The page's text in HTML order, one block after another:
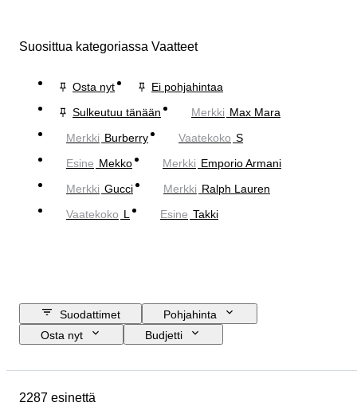
Suosittua kategoriassa Vaatteet
Osta nyt
Ei pohjahintaa
Sulkeutuu tänään
Merkki Max Mara
Merkki Burberry Vaatekoko S
Esine Mekko Merkki Emporio Armani
Merkki Gucci Merkki Ralph Lauren
Vaatekoko L Esine Takki
Suodattimet
Pohjahinta
Osta nyt
Budjetti
Materiaali
2287 esinettä